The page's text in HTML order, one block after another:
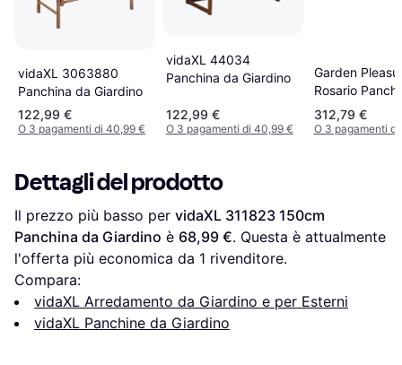
vidaXL 3063880
Panchina da Giardino
122,99 €
O 3 pagamenti di 40,99 €
vidaXL 44034
Panchina da Giardino
122,99 €
O 3 pagamenti di 40,99 €
Garden
Rosario
Giardino
312,79 €
O 3 pagamenti
Dettagli del prodotto
Il prezzo più basso per vidaXL 311823 150cm
Panchina da Giardino è 68,99 €. Questa è attualmente
l'offerta più economica da 1 rivenditore.
Compara:
vidaXL Arredamento da Giardino e per Esterni
vidaXL Panchine da Giardino